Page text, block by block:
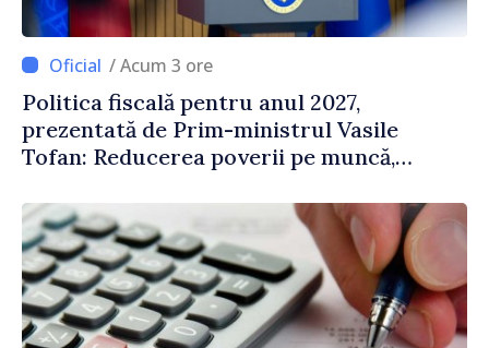
/ Acum 3 ore
Politica fiscală pentru anul 2027,
prezentată de Prim-ministrul Vasile
Tofan: Reducerea poverii pe muncă,
echitabilă